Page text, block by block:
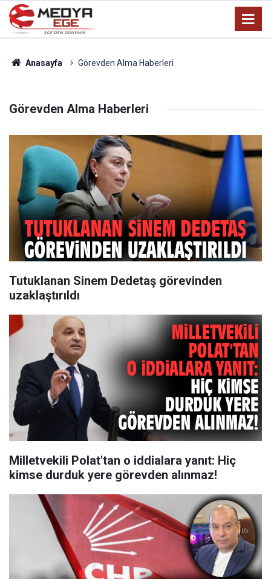
Anasayfa Görevden Alma Haberleri
Görevden Alma Haberleri
Tutuklanan Sinem Dedetaş görevinden
uzaklaştırıldı
Milletvekili Polat'tan o iddialara yanıt: Hiç
kimse durduk yere görevden alınmaz!